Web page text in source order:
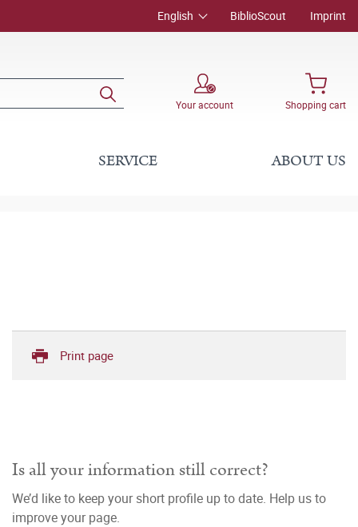
English BiblioScout Imprint
Your account Shopping cart
SERVICE ABOUT US
Print page
Is all your information still correct?
We’d like to keep your short profile up to date. Help us to
improve your page.